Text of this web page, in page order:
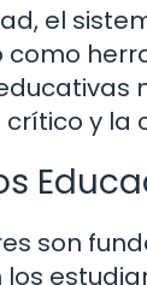
el
como
y la
son
los